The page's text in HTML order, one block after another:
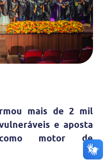
mais de 2 mil
e aposta
motor de